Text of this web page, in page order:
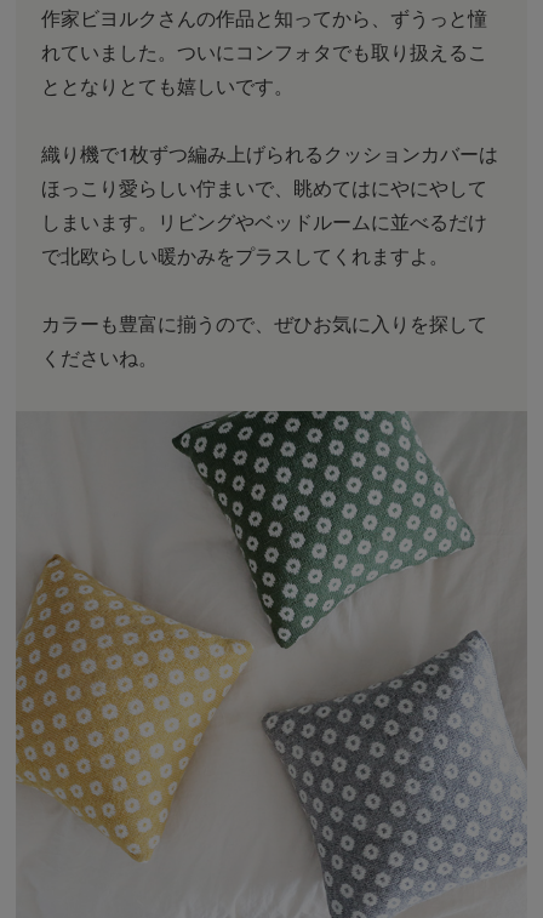
作家ビヨルクさんの作品と知ってから、ずうっと憧
れていました。ついにコンフォタでも取り扱えるこ
ととなりとても嬉しいです。
織り機で1枚ずつ編み上げられるクッションカバーは
ほっこり愛らしい佇まいで、眺めてはにやにやして
しまいます。リビングやベッドルームに並べるだけ
で北欧らしい暖かみをプラスしてくれますよ。
カラーも豊富に揃うので、ぜひお気に入りを探して
くださいね。